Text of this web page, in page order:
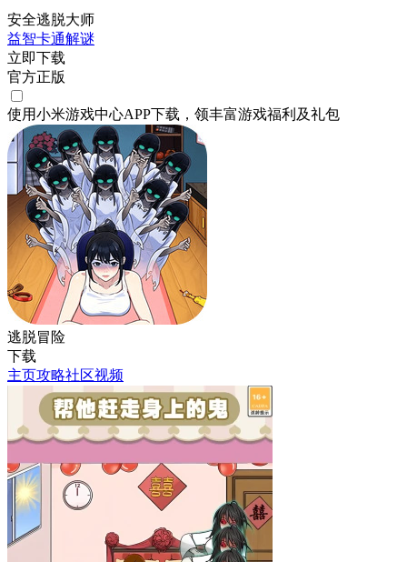
安全逃脱大师
益智卡通解谜
立即下载
官方正版
使用小米游戏中心APP下载 ，领丰富游戏福利 及礼包
逃脱冒险
下载
主页攻略社区视频